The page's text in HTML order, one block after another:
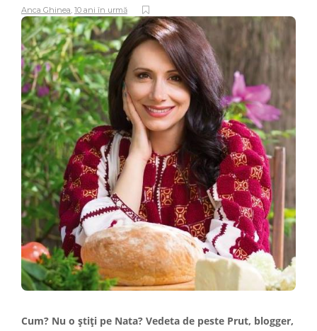
Anca Ghinea, 10 ani în urmă
Cum? Nu o știți pe Nata? Vedeta de peste Prut, blogger,